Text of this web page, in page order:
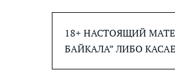
18+ НАСТОЯЩИЙ
БАЙКАЛА” ЛИБО